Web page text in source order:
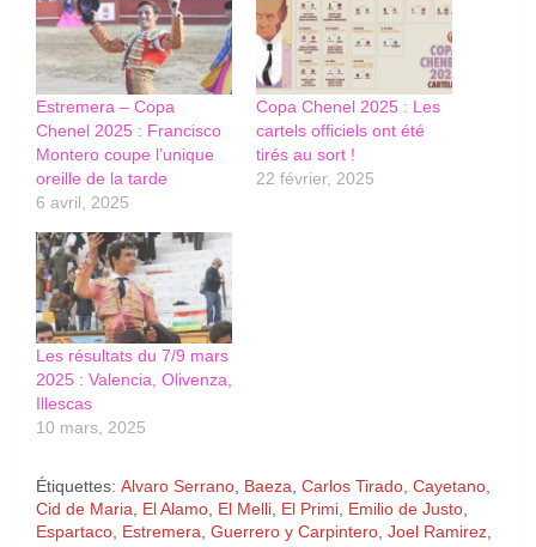
Estremera – Copa
Chenel 2025 : Francisco
Montero coupe l’unique
oreille de la tarde
6 avril, 2025
Copa Chenel 2025 : Les
cartels officiels ont été
tirés au sort !
22 février, 2025
Les résultats du 7/9 mars
2025 : Valencia, Olivenza,
Illescas
10 mars, 2025
Étiquettes: Alvaro Serrano, Baeza, Carlos Tirado, Cayetano,
Cid de Maria, El Alamo, El Melli, El Primi, Emilio de Justo,
Espartaco, Estremera, Guerrero y Carpintero, Joel Ramirez,